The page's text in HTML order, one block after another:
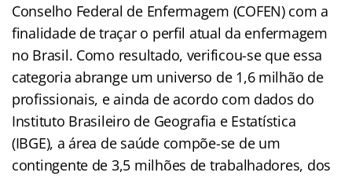
Conselho Federal de Enfermagem (COFEN) com a
finalidade de traçar o perfil atual da enfermagem
no Brasil. Como resultado, verificou-se que essa
categoria abrange um universo de 1,6 milhão de
profissionais, e ainda de acordo com dados do
Instituto Brasileiro de Geografia e Estatística
(IBGE), a área de saúde compõe-se de um
contingente de 3,5 milhões de trabalhadores, dos